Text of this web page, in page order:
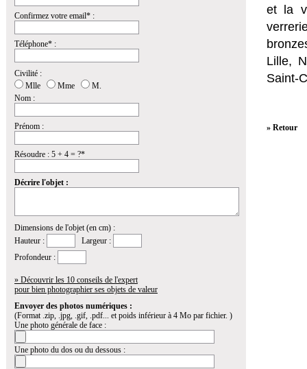
Confirmez votre email* :
Téléphone* :
Civilité :
Mlle
Mme
M.
Nom :
Prénom :
Résoudre : 5 + 4 = ?*
Décrire l'objet :
Dimensions de l'objet (en cm) :
Hauteur :
Largeur :
Profondeur :
» Découvrir les 10 conseils de l'expert
pour bien photographier ses objets de valeur
Envoyer des photos numériques :
(Format .zip, .jpg, .gif, .pdf... et poids inférieur à 4 Mo par fichier. )
Une photo générale de face :
Une photo du dos ou du dessous :
et la
Lille,
Saint-
» Retour